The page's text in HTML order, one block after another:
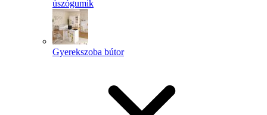
úszógumik
Gyerekszoba bútor